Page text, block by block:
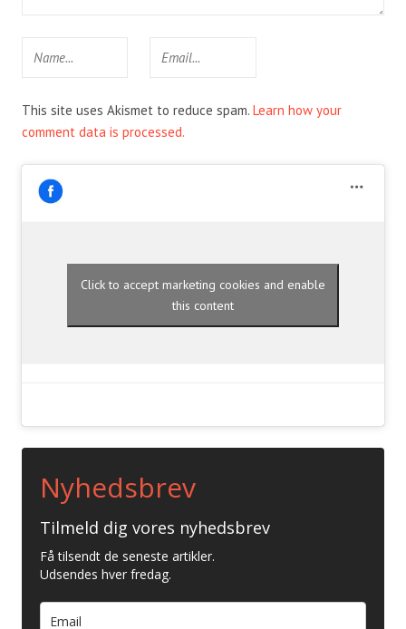
This site uses Akismet to reduce spam. Learn how your
comment data is processed.
Click to accept marketing cookies and enable
this content
Nyhedsbrev
Tilmeld dig vores nyhedsbrev
Få tilsendt de seneste artikler.
Udsendes hver fredag.